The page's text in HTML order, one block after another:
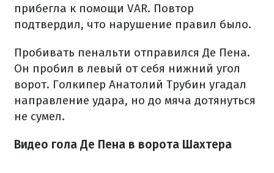
прибегла к помощи VAR. Повтор
подтвердил, что нарушение правил было.
Пробивать пенальти отправился Де Пена.
Он пробил в левый от себя нижний угол
ворот. Голкипер Анатолий Трубин угадал
направление удара, но до мяча дотянуться
не сумел.
Видео гола Де Пена в ворота Шахтера